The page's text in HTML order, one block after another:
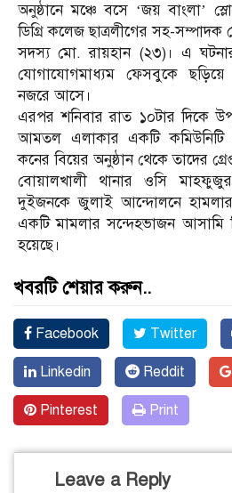
অনুষ্ঠানে মঞ্চে বসে ‘জয় বাংলা’
ডিগ্রি কলেজ ছাত্রলীগের সহ-
সদস্য মো. রায়হান (২৩)। এ
যোগাযোগমাধ্যম ফেসবুকে
নজরে আসে।
এরপর শনিবার রাত ১০টার দিকে
আমতল এলাকার একটি কমিউনিটি
কনের বিয়ের অনুষ্ঠান থেকে তাদের
বোয়ালখালী থানার ওসি মাহফুজুর
দুইজনকে জুলাই আন্দোলনে
একটি মামলার সন্দেহভাজন আসামি
হয়েছে।
খবরটি শেয়ার করুন..
Facebook Twitter
Linkedin Reddit
Pinterest Print
Leave a Reply